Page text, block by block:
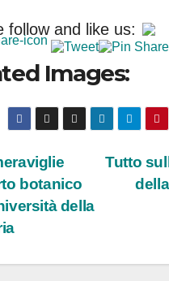
follow and like us:
Images:
Tutto
botanico
della